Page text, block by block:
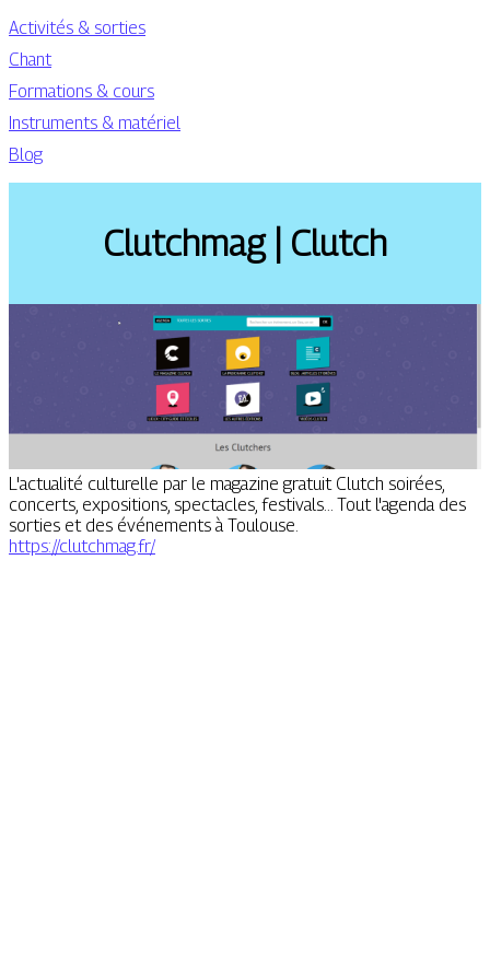
Activités & sorties
Chant
Formations & cours
Instruments & matériel
Blog
Clutchmag | Clutch
L'actualité culturelle par le magazine gratuit Clutch soirées,
concerts, expositions, spectacles, festivals... Tout l'agenda des
sorties et des événements à Toulouse.
https://clutchmag.fr/